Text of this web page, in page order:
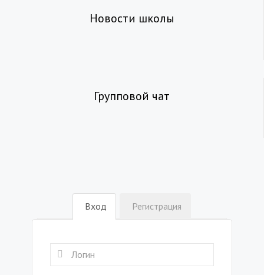
Новости школы
Групповой чат
Вход Регистрация